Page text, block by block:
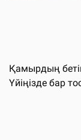
Қамырдың
Үйіңізде бар